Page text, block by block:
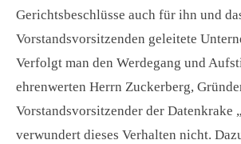
Gerichtsbeschlüsse auch für ihn und
Vorstandsvorsitzenden geleitete
Verfolgt man den Werdegang und
ehrenwerten Herrn Zuckerberg,
Vorstandsvorsitzender der Datenkrake
verwundert dieses Verhalten nicht.